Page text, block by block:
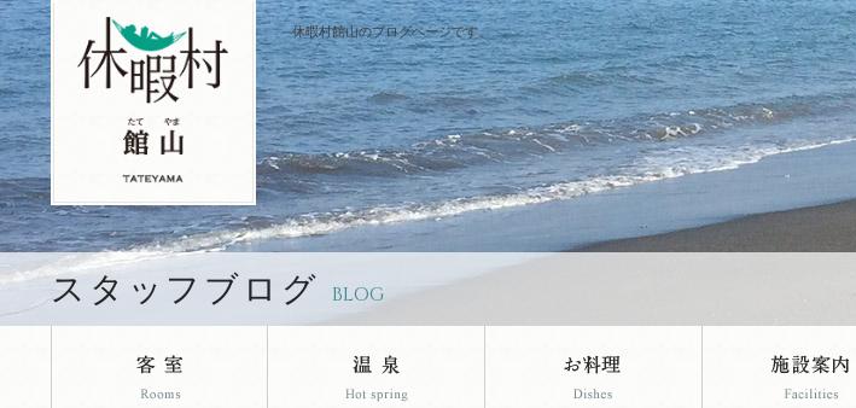
休暇村館山のブログページです。
スタッフブログ BLOG